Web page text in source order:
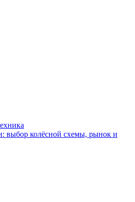
выбор колёсной схемы, рынок и